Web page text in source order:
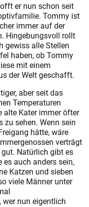
er nun schon seit
Tommy ist
immer auf der
Hingebungsvoll rollt
gewiss alle Stellen
haben, ob Tommy
mit einem
der Welt geschafft.
aber seit das
Temperaturen
alte Kater immer öfter
zu sehen. Wenn sein
hätte, wäre
verträgt
Natürlich gibt es
auch anders sein,
Katzen und sieben
viele Männer unter
wer nun eigentlich